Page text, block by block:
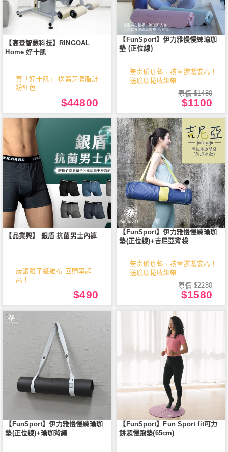
【高登智慧科技】RINGOAL
Home 好十肌
買「好十肌」 送藍牙體脂計
粉紅色
$44800
【FunSport】伊力雅慢慢練瑜珈
墊 (正位線)
無毒瑜珈墊、孩童遊戲安心！
送瑜珈捲收綁帶
原價 $1480
$1100
【品業興】 銀盾 抗菌男士內褲
炭銀離子纖維布 回購率超
高！
$490
【FunSport】伊力雅慢慢練瑜珈
墊(正位線)+吉尼亞背袋
無毒瑜珈墊、孩童遊戲安心！
送瑜珈捲收綁帶
原價 $2280
$1580
【FunSport】伊力雅慢慢練瑜珈
墊(正位線)+瑜珈背繩
【FunSport】Fun Sport fit可力
餅超慢跑墊(65cm)